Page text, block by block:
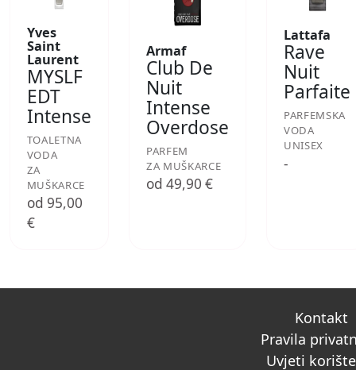
Yves
Saint
Laurent
MYSLF
EDT
Intense
TOALETNA
VODA
ZA
MUŠKARCE
od 95,00
€
Armaf
Club De
Nuit
Intense
Overdose
PARFEM
ZA MUŠKARCE
od 49,90 €
Lattafa
Rave
Nuit
Parfaite
PARFEMSKA
VODA
UNISEX
-
Kontakt
Pravila
Uvjeti